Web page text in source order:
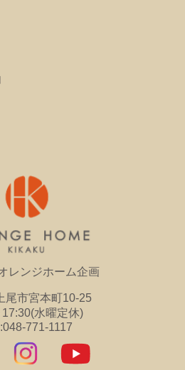
レンジホーム企画
尾市宮本町10-25
水曜定休)
771-1117